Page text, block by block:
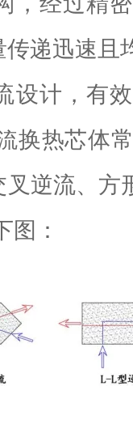
递迅速且
设计，有
换热芯体
逆流、方
图：